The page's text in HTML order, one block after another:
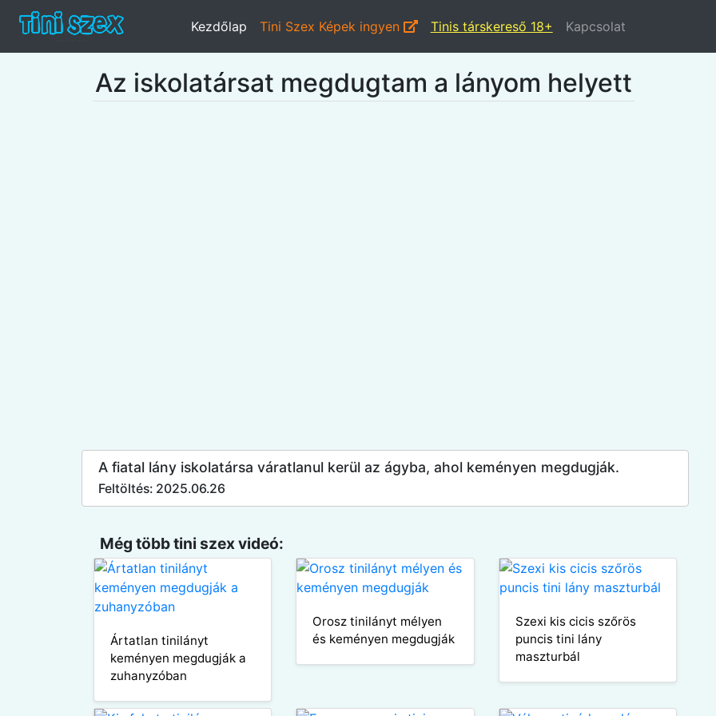
Kezdőlap Tini Szex Képek ingyen Tinis társkereső 18+ Kapcsolat
Az iskolatársat megdugtam a lányom helyett
A fiatal lány iskolatársa váratlanul kerül az ágyba, ahol keményen megdugják.
Feltöltés: 2025.06.26
Még több tini szex videó:
Ártatlan tinilányt
keményen megdugják a
zuhanyzóban
Orosz tinilányt mélyen
és keményen megdugják
Szexi kis cicis szőrös
puncis tini lány
maszturbál